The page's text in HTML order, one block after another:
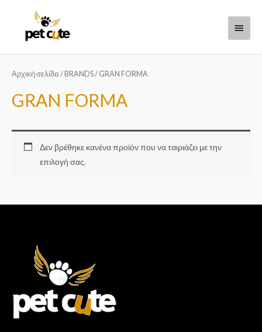
περιεχόμενο
Κύριο
Αρχική σελίδα / BRANDS/ GRAN FORMA
GRAN FORMA
Δεν βρέθηκε κανένα προϊόν που να ταιριάζει με την
επιλογή σας.